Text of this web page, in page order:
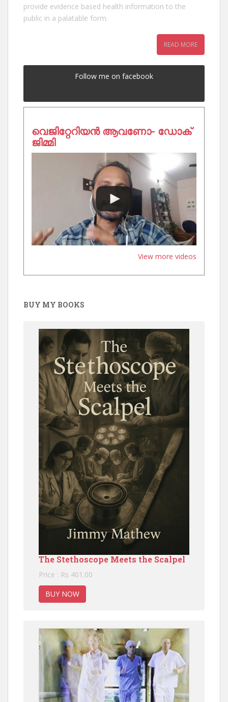
provide evidence based health information to the
public in a palatable form.
READ MORE
Follow me on facebook
വെജിറ്റേറിയൻ ആവണോ- ഡോക്
ജിമ്മി
View more videos
BUY MY BOOKS
The Stethoscope Meets the Scalpel
Price : Rs 401.00
BUY NOW